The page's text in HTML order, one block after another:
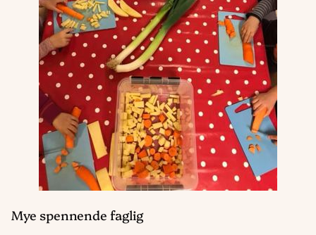
Mye spennende faglig